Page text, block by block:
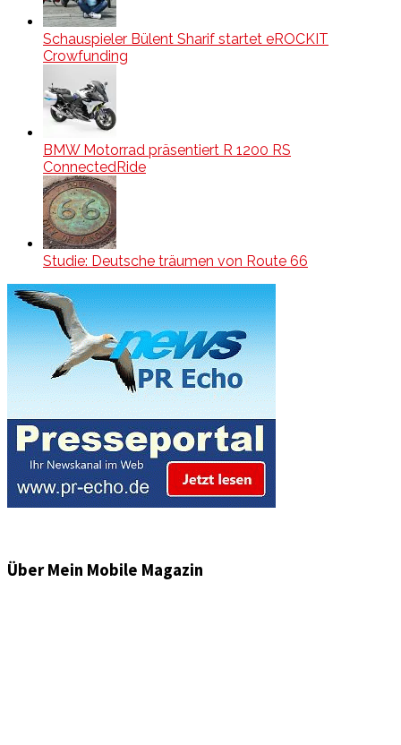
Schauspieler Bülent Sharif startet eROCKIT
Crowfunding
BMW Motorrad präsentiert R 1200 RS
ConnectedRide
Studie: Deutsche träumen von Route 66
Über Mein Mobile Magazin